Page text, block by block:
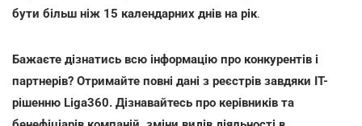
бути більш ніж 15 календарних днів на рік.
Бажаєте дізнатись всю інформацію про конкурентів і
партнерів? Отримайте повні дані з реєстрів завдяки IT-
рішенню Liga360. Дізнавайтесь про керівників та